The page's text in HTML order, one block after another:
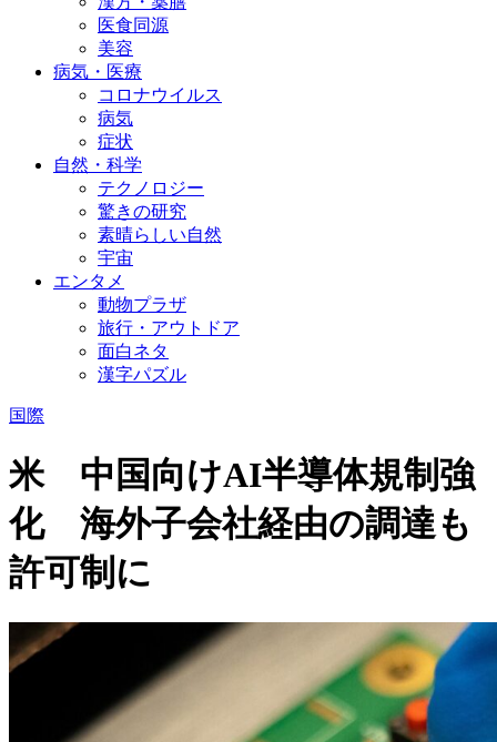
医食同源
美容
病気・医療
コロナウイルス
病気
症状
自然・科学
テクノロジー
驚きの研究
素晴らしい自然
宇宙
エンタメ
動物プラザ
旅行・アウトドア
面白ネタ
漢字パズル
国際
米 中国向けAI半導体規制強
化 海外子会社経由の調達も
許可制に